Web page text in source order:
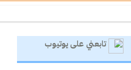
تابعني على يوتيوب